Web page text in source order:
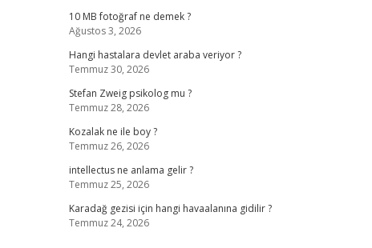
10 MB fotoğraf ne demek ?
Ağustos 3, 2026
Hangi hastalara devlet araba veriyor ?
Temmuz 30, 2026
Stefan Zweig psikolog mu ?
Temmuz 28, 2026
Kozalak ne ile boy ?
Temmuz 26, 2026
intellectus ne anlama gelir ?
Temmuz 25, 2026
Karadağ gezisi için hangi havaalanına gidilir ?
Temmuz 24, 2026